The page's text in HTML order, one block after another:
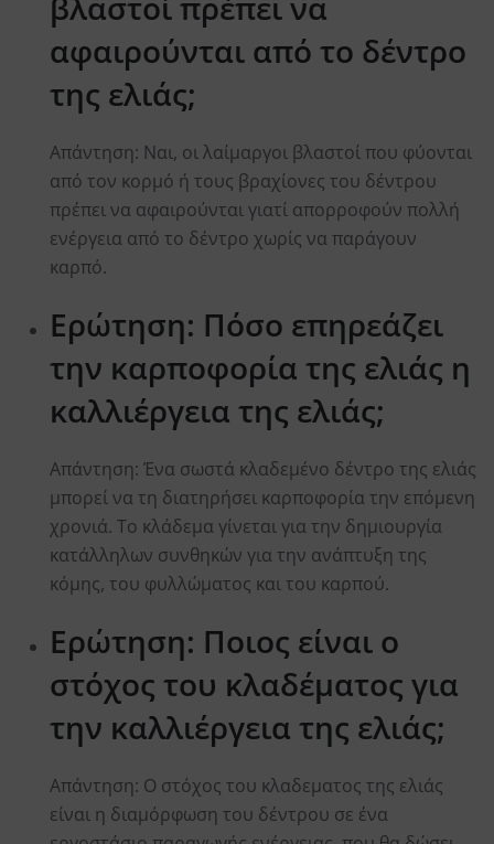
αφαιρούνται από το δέντρο
της ελιάς;
Aπάντηση: Ναι, οι λαίμαργοι βλαστοί που φύονται
από τον κορμό ή τους βραχίονες του δέντρου
πρέπει να αφαιρούνται γιατί απορροφούν πολλή
ενέργεια από το δέντρο χωρίς να παράγουν
καρπό.
Ερώτηση: Πόσο επηρεάζει
την καρποφορία της ελιάς η
καλλιέργεια της ελιάς;
Aπάντηση: Ένα σωστά κλαδεμένο δέντρο της ελιάς
μπορεί να τη διατηρήσει καρποφορία την επόμενη
χρονιά. Το κλάδεμα γίνεται για την δημιουργία
κατάλληλων συνθηκών για την ανάπτυξη της
κόμης, του φυλλώματος και του καρπού.
Ερώτηση: Ποιος είναι ο
στόχος του κλαδέματος για
την καλλιέργεια της ελιάς;
Aπάντηση: Ο στόχος του κλαδεματος της ελιάς
είναι η διαμόρφωση του δέντρου σε ένα